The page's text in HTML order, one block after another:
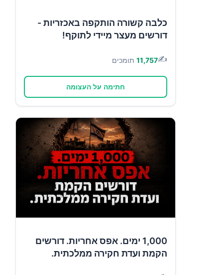
כלבה קשורה הותקפה באכזריות -
דורשים מעצר מיידי לתוקף!
✍️
11,757 תומכים
חתימה על העצומה
1,000 ימים. אפס אחריות. דורשים
הקמת ועדת חקירה ממלכתית.